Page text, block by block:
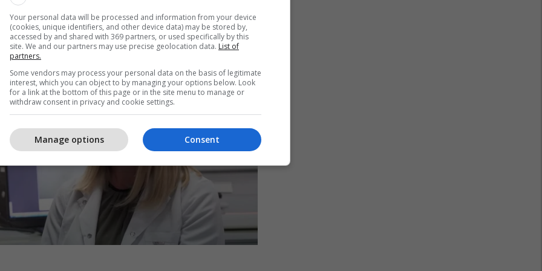
të mashtrimit.
Your personal data will be processed and information from your device
(cookies, unique identifiers, and other device data) may be stored by,
accessed by and shared with 369 partners, or used specifically by this
site. We and our partners may use precise geolocation data. List of
partners.
Some vendors may process your personal data on the basis of legitimate
interest, which you can object to by managing your options below. Look
for a link at the bottom of this page or in the site menu to manage or
withdraw consent in privacy and cookie settings.
Consent
Manage options